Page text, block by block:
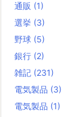
通販 (1)
選挙 (3)
野球 (5)
銀行 (2)
雑記 (231)
電気製品 (3)
電気製品 (1)